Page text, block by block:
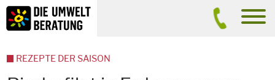
Inhalt
Suche
REZEPTE DER SAISON